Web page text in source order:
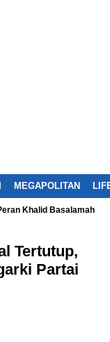
MEGAPOLITAN
Khalid Basalamah
Tertutup,
Partai